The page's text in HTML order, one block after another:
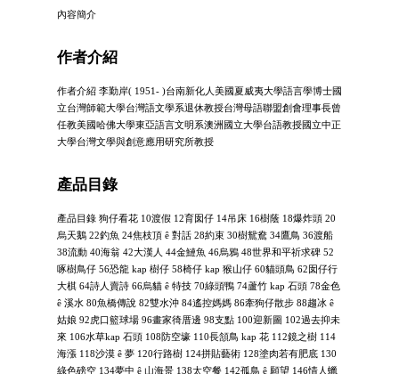
內容簡介
作者介紹
作者介紹 李勤岸( 1951- )台南新化人美國夏威夷大學語言學博士國
立台灣師範大學台灣語文學系退休教授台灣母語聯盟創會理事長曾
任教美國哈佛大學東亞語言文明系澳洲國立大學台語教授國立中正
大學台灣文學與創意應用研究所教授
產品目錄
產品目錄 狗仔看花 10渡假 12育囡仔 14吊床 16樹蔭 18爆炸頭 20
烏天鵝 22釣魚 24焦枝頂 ê 對話 28約束 30樹鴛鴦 34鷹鳥 36渡船
38流動 40海翁 42大漢人 44金鰱魚 46烏鴉 48世界和平祈求碑 52
啄樹鳥仔 56恐龍 kap 樹仔 58椅仔 kap 猴山仔 60貓頭鳥 62囡仔行
大棋 64詩人賣詩 66烏貓 ê 特技 70綠頭鴨 74蘆竹 kap 石頭 78金色
ê 溪水 80魚橋傳說 82雙水沖 84遙控媽媽 86牽狗仔散步 88趨冰 ê
姑娘 92虎口籃球場 96畫家徛厝邊 98支點 100迎新圖 102過去抑未
來 106水草kap 石頭 108防空壕 110長頷鳥 kap 花 112鏡之樹 114
海漲 118沙漠 ê 夢 120行路樹 124拼貼藝術 128塗肉若有肥底 130
綠色磅空 134夢中 ê 山海景 138太空餐 142孤鳥 ê 願望 146情人蠟